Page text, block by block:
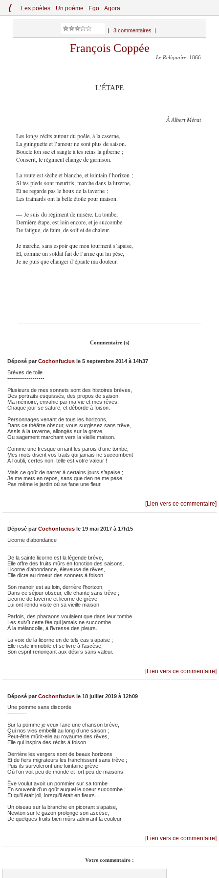
{ Les poètes Un poème Ego Agora
3 commentaires
François Coppée
Le Reliquaire , 1866
L’ÉTAPE
À Albert Mérat
Les longs récits autour du poêle, à la caserne,
La guinguette et l’amour ne sont plus de saison.
Boucle ton sac et sangle à tes reins la giberne ;
Conscrit, le régiment change de garnison.
La route est sèche et blanche, et lointain l’horizon ;
Si tes pieds sont meurtris, marche dans la luzerne,
Et ne regarde pas le houx de la taverne ;
Les traînards ont la belle étoile pour maison.
— Je suis du régiment de misère. La tombe,
Dernière étape, est loin encore, et je succombe
De fatigue, de faim, de soif et de chaleur.
Je marche, sans espoir que mon tourment s’apaise,
Et, comme un soldat fait de l’arme qui lui pèse,
Je ne puis que changer d’épaule ma douleur.
Commentaire (s)
Déposé par Cochonfucius le 5 septembre 2014 à 14h37
Brèves de toile
-------------------
Plusieurs de mes sonnets sont des histoires brèves,
Des portraits esquissés, des propos de saison.
Ma mémoire, envahie par ma vie et mes rêves,
Chaque jour se sature, et déborde à foison.
Personnages venant de tous les horizons,
Dans ce théâtre obscur, vous surgissez sans trêve,
Assis à la taverne, allongés sur la grève,
Ou sagement marchant vers la vieille maison.
Comme une fresque ornant les parois d’une tombe,
Mes mots disent vos traits qui jamais ne succombent
À l’oubli, certes non, telle est votre valeur !
Mais ce goût de narrer à certains jours s’apaise ;
Je me mets en repos, sans que rien ne me pèse,
Pas même le jardin où se fane une fleur.
[Lien vers ce commentaire]
Déposé par Cochonfucius le 19 mai 2017 à 17h15
Licorne d’abondance
-------------------------
De la sainte licorne est la légende brève,
Elle offre des fruits mûrs en fonction des saisons.
Licorne d’abondance, éleveuse de rêves,
Elle dicte au rimeur des sonnets à foison.
Son manoir est au loin, derrière l’horizon,
Dans ce séjour obscur, elle chante sans trêve ;
Licorne de taverne et licorne de grève
Lui ont rendu visite en sa vieille maison.
Parfois, des pharaons voulaient que dans leur tombe
Les suivît cette fée qui jamais ne succombe
À la mélancolie, à l’ivresse des pleurs.
La voix de la licorne en de tels cas s’apaise ;
Elle reste immobile et se livre à l’ascèse,
Son esprit renonçant aux désirs sans valeur.
[Lien vers ce commentaire]
Déposé par Cochonfucius le 18 juillet 2019 à 12h09
Une pomme sans discorde
----------
Sur la pomme je veux faire une chanson brève,
Qui nos vies embellit au long d’une saison ;
Peut-être mûrit-elle au royaume des rêves,
Elle qui inspira des récits à foison.
Derrière les vergers sont de beaux horizons
Et de fiers migrateurs les franchissent sans trêve ;
Puis ils survoleront une lointaine grève
Où l’on voit peu de monde et fort peu de maisons.
Ève voulut avoir un pommier sur sa tombe
En souvenir d’un goût auquel le coeur succombe ;
Et qu’il était joli, lorsqu’il était en fleurs...
Un oiseau sur la branche en picorant s’apaise,
Newton sur le gazon prolonge son ascèse,
De quelques fruits bien mûrs admirant la couleur.
[Lien vers ce commentaire]
Votre commentaire :